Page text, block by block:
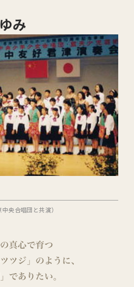
み
央合唱団と共演）